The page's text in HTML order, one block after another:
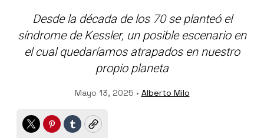
Desde la década de los 70 se planteó el
síndrome de Kessler, un posible escenario en
el cual quedaríamos atrapados en nuestro
propio planeta
Mayo 13, 2025 • Alberto Milo
TwitterPinterest
TumblrCopy